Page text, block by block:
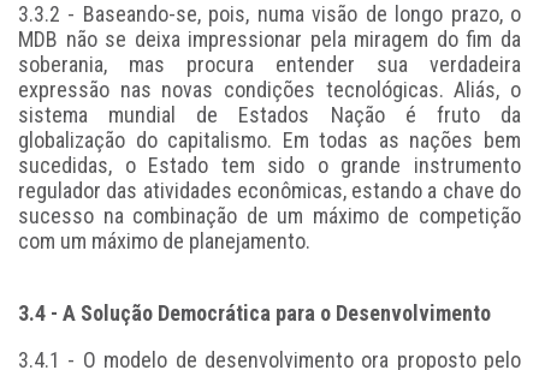
3.3.2 - Baseando-se, pois, numa visão de longo prazo, o
MDB não se deixa impressionar pela miragem do fim da
soberania, mas procura entender sua verdadeira
expressão nas novas condições tecnológicas. Aliás, o
sistema mundial de Estados Nação é fruto da
globalização do capitalismo. Em todas as nações bem
sucedidas, o Estado tem sido o grande instrumento
regulador das atividades econômicas, estando a chave do
sucesso na combinação de um máximo de competição
com um máximo de planejamento.
3.4 - A Solução Democrática para o Desenvolvimento
3.4.1 - O modelo de desenvolvimento ora proposto pelo